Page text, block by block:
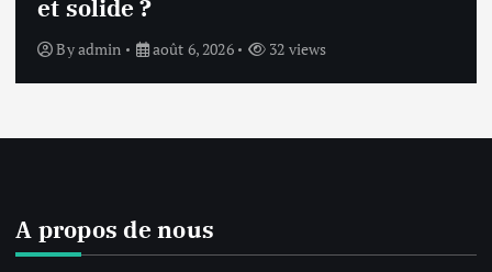
affiche une erreur inconnue ?
Byadmin août 6, 2026 33 views
A propos de nous